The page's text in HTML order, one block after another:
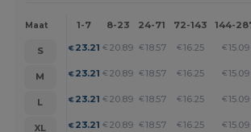
Maat 1-7 8-23 24-71 72-143 144-
S €23.21 € 20.89 €18.57 € 16.25 €15.09
M
€23.21 € 20.89 €18.57 € 16.25 €15.09
L
€23.21 € 20.89 €18.57 € 16.25 €15.09
XL
€23.21 € 20.89 €18.57 € 16.25 €15.09